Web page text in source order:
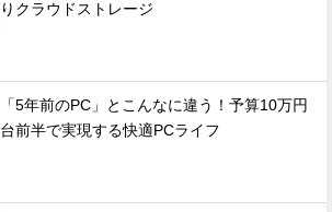
りクラウドストレージ
「5年前のPC」とこんなに違う！予算10万円
台前半で実現する快適PCライフ